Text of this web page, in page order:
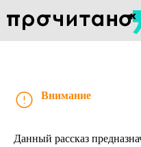
Внимание
Данный рассказ